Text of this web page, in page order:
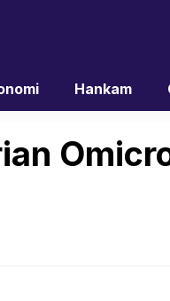
Hankam